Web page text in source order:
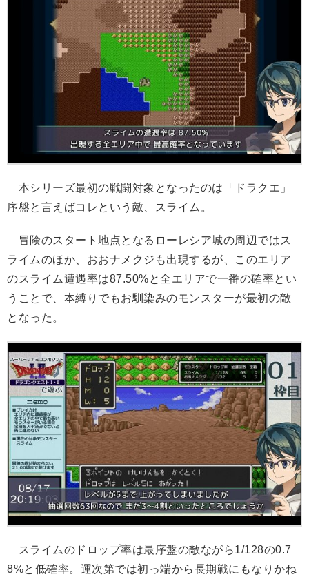
本シリーズ最初の戦闘対象となったのは「ドラクエ」
序盤と言えばコレという敵、スライム。
冒険のスタート地点となるローレシア城の周辺ではス
ライムのほか、おおナメクジも出現するが、このエリア
のスライム遭遇率は87.50%と全エリアで一番の確率とい
うことで、本縛りでもお馴染みのモンスターが最初の敵
となった。
スライムのドロップ率は最序盤の敵ながら1/128の0.7
8%と低確率。運次第では初っ端から長期戦にもなりかね